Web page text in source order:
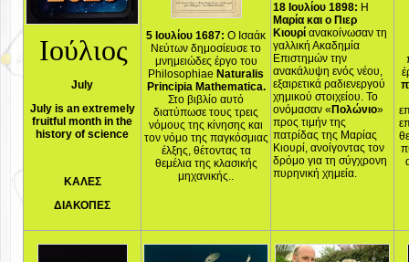
Ιούλιος
July
July is an extremely
fruitful month in the
history of science
ΚΑΛΕΣ
ΔΙΑΚΟΠΕΣ
5 Ιουλίου 1687: Ο Ισαάκ
Νεύτων δημοσίευσε το
μνημειώδες έργο του
Philosophiae Naturalis
Principia Mathematica.
Στο βιβλίο αυτό
διατύπωσε τους τρεις
νόμους της κίνησης και
τον νόμο της παγκόσμιας
έλξης, θέτοντας τα
θεμέλια της κλασικής
μηχανικής..
18 Ιουλίου 1898: Η
Μαρία και ο Πιερ
Κιουρί ανακοίνωσαν τη
γαλλική Ακαδημία
Επιστημών την
ανακάλυψη ενός νέου,
εξαιρετικά ραδιενεργού
χημικού στοιχείου. Το
ονόμασαν « Πολώνιο»
προς τιμήν της
πατρίδας της Μαρίας
Κιουρί, ανοίγοντας τον
δρόμο για τη σύγχρονη
πυρηνική χημεία.